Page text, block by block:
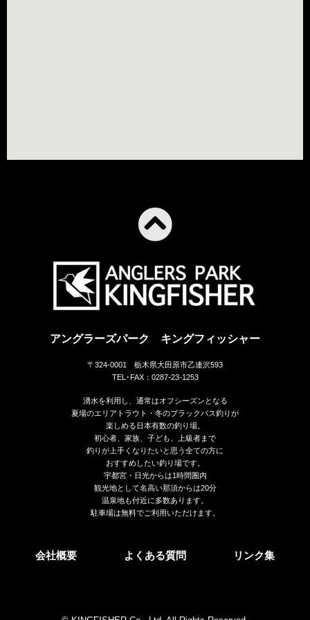
アングラーズパーク キングフィッシャー
〒324-0001 栃木県大田原市乙連沢593
TEL･FAX：0287-23-1253
湧水を利用し、通常はオフシーズンとなる
夏場のエリアトラウト・冬のブラックバス釣りが
楽しめる日本有数の釣り場。
初心者、家族、子ども、上級者まで
釣りが上手くなりたいと思う全ての方に
おすすめしたい釣り場です。
宇都宮・日光からは1時間圏内
観光地として名高い那須からは20分
温泉地も付近に多数あります。
駐車場は無料でご利用いただけます。
会社概要 よくある質問 リンク集